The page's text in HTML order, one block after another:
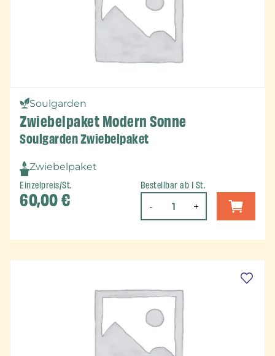
Soulgarden
Zwiebelpaket Modern Sonne
Soulgarden Zwiebelpaket
Zwiebelpaket
Einzelpreis/St.
60,00€
Bestellbar ab 1 St.
- +